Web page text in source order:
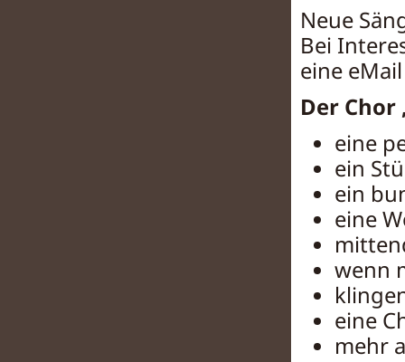
Neue
Bei
eine
Der Chor
eine
ein
ein
eine
wenn
eine
mehr